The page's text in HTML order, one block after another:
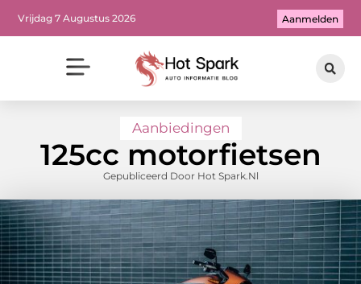
Vrijdag 7 Augustus 2026 Aanmelden
Aanbiedingen
125cc motorfietsen
Gepubliceerd Door Hot Spark.nl